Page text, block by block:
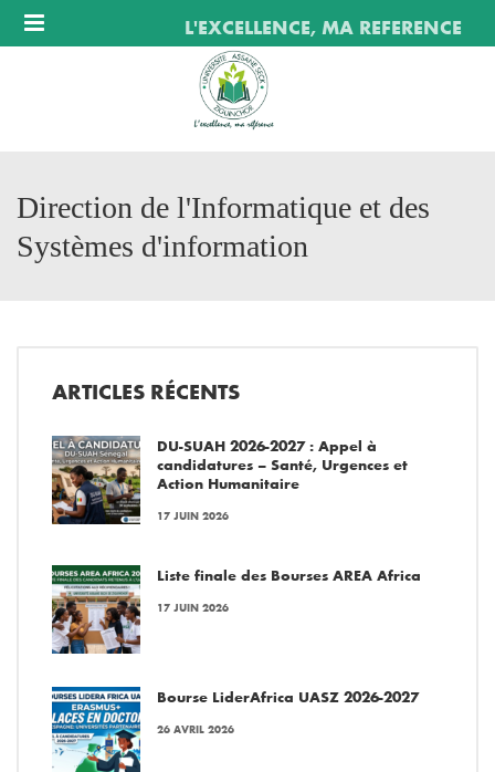
Menu L'EXCELLENCE, MA REFERENCE
Direction de l'Informatique et des
Systèmes d'information
ARTICLES RÉCENTS
DU-SUAH 2026-2027 : Appel à
candidatures – Santé, Urgences et
Action Humanitaire
17 JUIN 2026
Liste finale des Bourses AREA Africa
17 JUIN 2026
Bourse LiderAfrica UASZ 2026-2027
26 AVRIL 2026